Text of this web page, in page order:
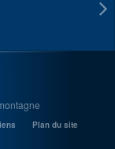
Plan du site